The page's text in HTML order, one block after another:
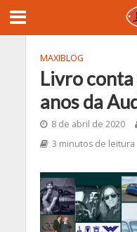
MAXIBLOG
Livro
anos da
8 de abril de 2020
3 minutos de leitura